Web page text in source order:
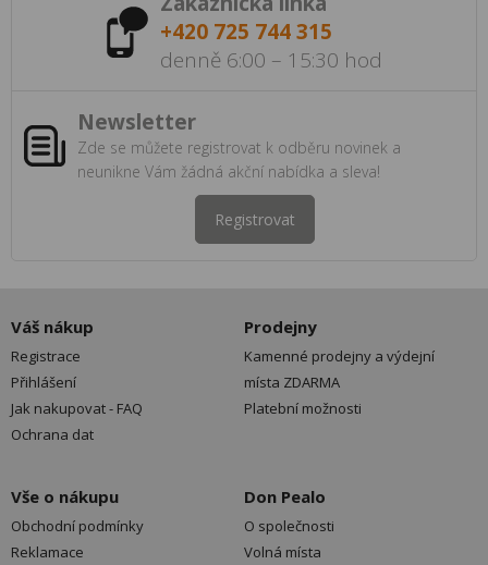
+420 725 744 315
denně 6:00 – 15:30 hod
Newsletter
Zde se můžete registrovat k odběru novinek a
neunikne Vám žádná akční nabídka a sleva!
Registrovat
Váš nákup
Registrace
Přihlášení
Jak nakupovat - FAQ
Ochrana dat
Prodejny
Kamenné prodejny a výdejní
místa ZDARMA
Platební možnosti
Vše o nákupu
Obchodní podmínky
Reklamace
Don Pealo
O společnosti
Volná místa